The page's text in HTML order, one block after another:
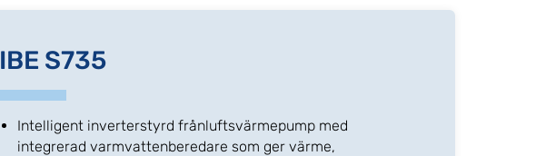
S735
Intelligent inverterstyrd frånluftsvärmepump med
integrerad varmvattenberedare som ger värme,